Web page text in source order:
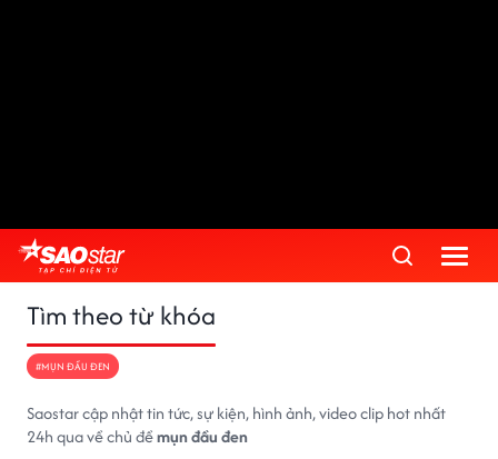
Tìm theo từ khóa
#MỤN ĐẦU ĐEN
Saostar cập nhật tin tức, sự kiện, hình ảnh, video clip hot nhất
24h qua về chủ đềmụn đầu đen